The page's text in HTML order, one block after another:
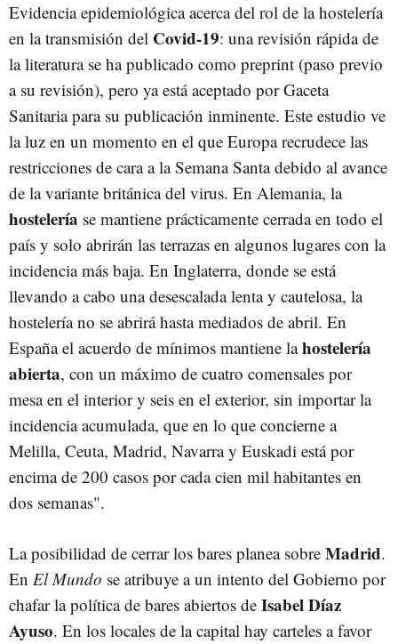
Evidencia epidemiológica acerca del rol de la hostelería
en la transmisión del Covid-19: una revisión rápida de
la literatura se ha publicado como preprint (paso previo
a su revisión), pero ya está aceptado por Gaceta
Sanitaria para su publicación inminente. Este estudio ve
la luz en un momento en el que Europa recrudece las
restricciones de cara a la Semana Santa debido al avance
de la variante británica del virus. En Alemania, la
hostelería se mantiene prácticamente cerrada en todo el
país y solo abrirán las terrazas en algunos lugares con la
incidencia más baja. En Inglaterra, donde se está
llevando a cabo una desescalada lenta y cautelosa, la
hostelería no se abrirá hasta mediados de abril. En
España el acuerdo de mínimos mantiene lahostelería
abierta, con un máximo de cuatro comensales por
mesa en el interior y seis en el exterior, sin importar la
incidencia acumulada, que en lo que concierne a
Melilla, Ceuta, Madrid, Navarra y Euskadi está por
encima de 200 casos por cada cien mil habitantes en
dos semanas".
La posibilidad de cerrar los bares planea sobre Madrid.
En El Mundo se atribuye a un intento del Gobierno por
chafar la política de bares abiertos de Isabel Díaz
Ayuso. En los locales de la capital hay carteles a favor